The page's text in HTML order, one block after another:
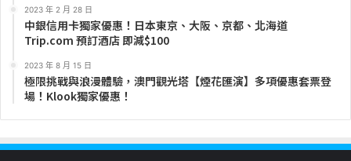
2023 年 2 月 28 日
中銀信用卡獨家優惠！日本東京、大阪、京都、北海道
Trip.com 預訂酒店 即減$100
2023 年 8 月 15 日
極限挑戰與浪漫體驗，澳門觀光塔【煙花匯演】多項優惠套票登
場！Klook獨家優惠！